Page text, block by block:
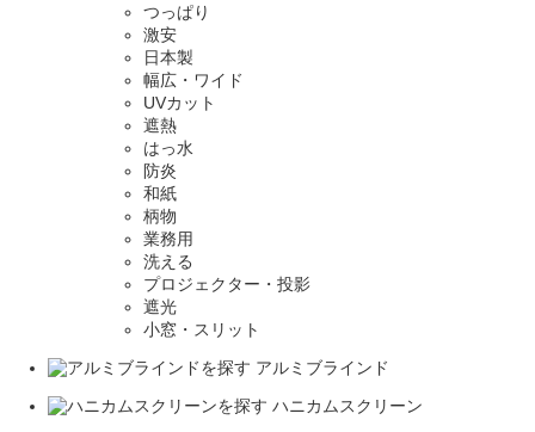
つっぱり
激安
日本製
幅広・ワイド
UVカット
遮熱
はっ水
防炎
和紙
柄物
業務用
洗える
プロジェクター・投影
遮光
小窓・スリット
アルミブラインド
ハニカムスクリーン